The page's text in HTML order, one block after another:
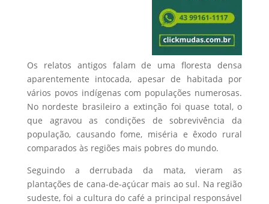
Os relatos antigos falam de uma floresta densa
aparentemente intocada, apesar de habitada por
vários povos indígenas com populações numerosas.
No nordeste brasileiro a extinção foi quase total, o
que agravou as condições de sobrevivência da
população, causando fome, miséria e êxodo rural
comparados às regiões mais pobres do mundo.
Seguindo a derrubada da mata, vieram as
plantações de cana-de-açúcar mais ao sul. Na região
sudeste, foi a cultura do café a principal responsável